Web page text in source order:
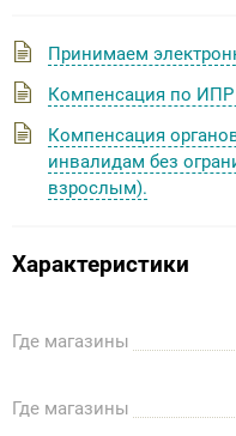
Принимаем
Компенсация по
Компенсация
инвалидам без
взрослым).
Характеристики
Где магазины
Где магазины